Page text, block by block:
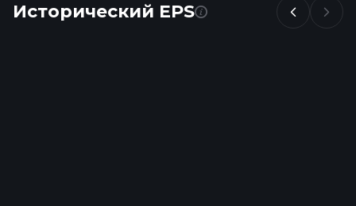
Исторический EPS